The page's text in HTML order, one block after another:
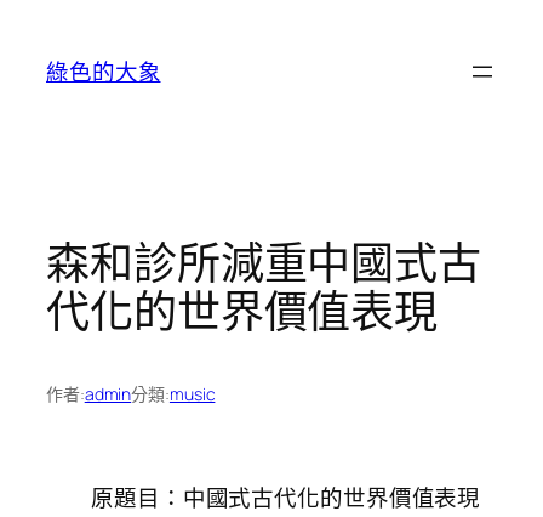
綠色的大象
森和診所減重中國式古
代化的世界價值表現
作者:admin分類:music
原題目：中國式古代化的世界價值表現